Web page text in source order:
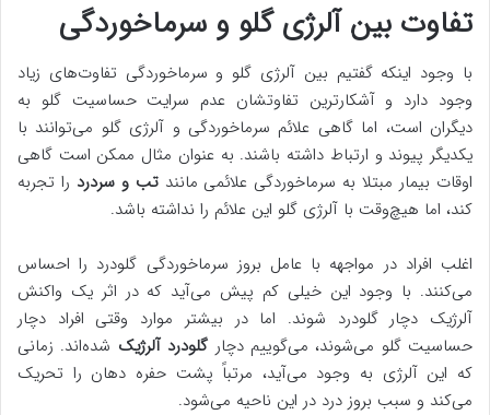
تفاوت بین آلرژی گلو و سرماخوردگی
با وجود اینکه گفتیم بین آلرژی گلو و سرماخوردگی تفاوت‌های زیاد
وجود دارد و آشکارترین تفاوتشان عدم سرایت حساسیت گلو به
دیگران است، اما گاهی علائم سرماخوردگی و آلرژی گلو می‌توانند با
یکدیگر پیوند و ارتباط داشته باشند. به عنوان مثال ممکن است گاهی
اوقات بیمار مبتلا به سرماخوردگی علائمی مانندتب و سردرد را تجربه
کند، اما هیچ‌وقت با آلرژی گلو این علائم را نداشته باشد.
اغلب افراد در مواجهه با عامل بروز سرماخوردگی گلودرد را احساس
می‌کنند. با وجود این خیلی کم پیش می‌آید که در اثر یک واکنش
آلرژیک دچار گلودرد شوند. اما در بیشتر موارد وقتی افراد دچار
حساسیت گلو می‌شوند، می‌گوییم دچار گلودرد آلرژیک شده‌اند. زمانی
که این آلرژی به وجود می‌آید، مرتباً پشت حفره دهان را تحریک
می‌کند و سبب بروز درد در این ناحیه می‌شود.